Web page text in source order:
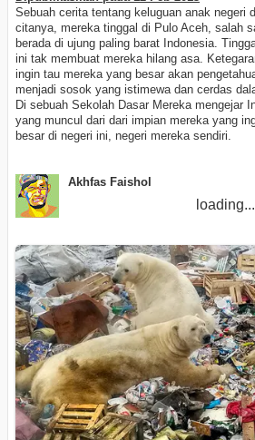
Sebuah cerita tentang keluguan anak negeri
citanya, mereka tinggal di Pulo Aceh, salah
berada di ujung paling barat Indonesia.
ini tak membuat mereka hilang asa.
ingin tau mereka yang besar akan
menjadi sosok yang istimewa dan cerdas
Di sebuah Sekolah Dasar Mereka mengejar
yang muncul dari dari impian mereka yang
besar di negeri ini, negeri mereka sendiri.
Akhfas Faishol
loading...